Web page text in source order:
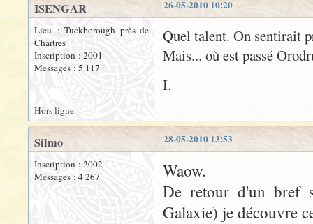
26-05-2010 10:20
ISENGAR
Lieu : Tuckborough près de
Chartres
Inscription : 2001
Messages : 5 117
Quel talent. On sentirait
Mais... où est passé
I.
Hors ligne
28-05-2010 13:53
Silmo
Inscription : 2002
Messages : 4 267
Waow.
De retour d'un bref
Galaxie) je découvre